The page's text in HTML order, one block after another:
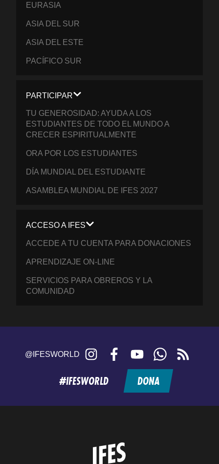
EURASIA
ASIA DEL SUR
ASIA DEL ESTE
PACÍFICO SUR
PARTICIPAR
TU GENEROSIDAD: AYUDA A LOS
ESTUDIANTES DE TODO EL MUNDO A
CRECER ESPIRITUALMENTE
ORA POR LOS ESTUDIANTES
DÍA MUNDIAL DEL ESTUDIANTE
ASAMBLEA MUNDIAL DE IFES 2027
ACCESO A IFES
ACCEDE A TU CUENTA PARA DONACIONES
APRENDIZAJE ON-LINE
SERVICIOS PARA OBREROS Y LA
COMUNIDAD
@IFESWORLD Instagram FacebookYouTubeWhatsApp
feed
#IFESWORLD DONA